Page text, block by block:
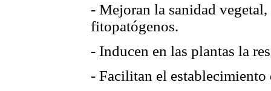
- Mejoran la sanidad
fitopatógenos.
- Inducen en las plantas la
- Facilitan el establecimiento